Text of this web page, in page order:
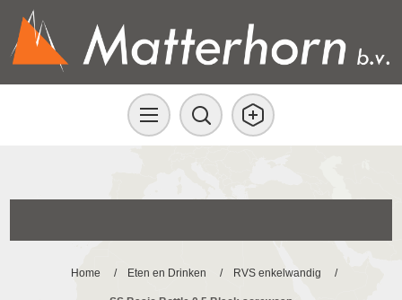
Home / Eten en Drinken / RVS enkelwandig /